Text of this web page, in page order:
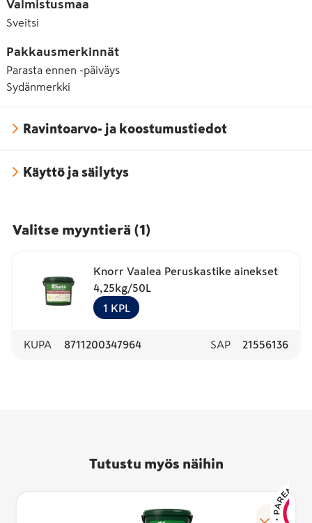
Valmistusmaa
Sveitsi
Pakkausmerkinnät
Parasta ennen -päiväys
Sydänmerkki
Ravintoarvo- ja koostumustiedot
Käyttö ja säilytys
Valitse myyntierä (1 )
Knorr Vaalea Peruskastike ainekset
4,25kg/50L
1 KPL
KUPA 8711200347964 SAP 21556136
Tutustu myös näihin